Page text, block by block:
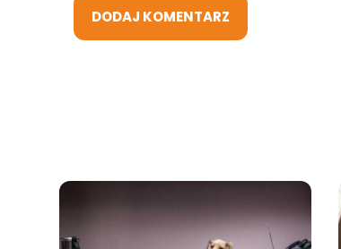
DODAJ KOMENTARZ